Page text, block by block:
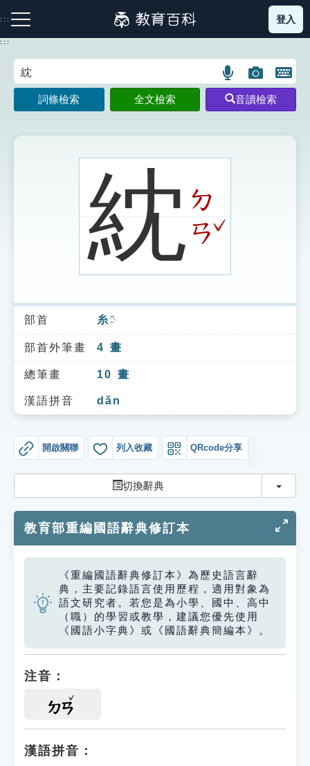
到
主
:::
注音索引圖示 筆畫索引圖示 部首索引表圖示
索引選單
知識索引
單字索引
生命大百科索引
遊戲專區
教學應用
貓頭鷹博士
登入
:::
語
言
搜
示
圖
片
搜
開
鍵
圖
詞條檢索 全文檢索 音讀檢索
紞ㄉ
ㄢ ˇ
部首 糸 ㄇㄧˋ
部首外筆畫 4 畫
總筆畫 10 畫
漢語拼音 dǎn
開啟關聯 列入收藏 QRcode分享
切換辭典 切換
教育部重編國語辭典修訂本
《重編國語辭典修訂本》為歷史語言辭
典，主要記錄語言使用歷程，適用對象為
語文研究者。若您是為小學、國中、高中
（職）的學習或教學，建議您優先使用
《國語小字典》或《國語辭典簡編本》。
注音：
ㄉㄢ
漢語拼音：